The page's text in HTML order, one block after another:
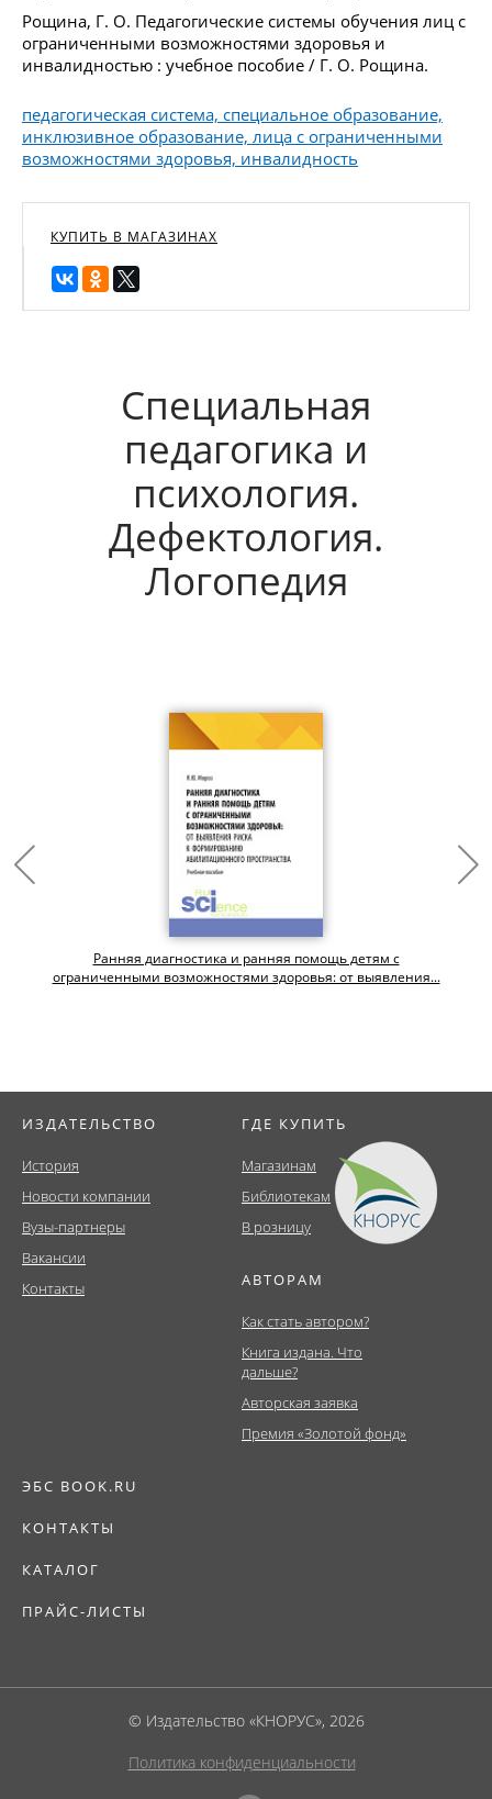
Рощина, Г. О. Педагогические системы обучения лиц с
ограниченными возможностями здоровья и
инвалидностью : учебное пособие / Г. О. Рощина.
педагогическая система, специальное образование,
инклюзивное образование, лица с ограниченными
возможностями здоровья, инвалидность
КУПИТЬ В МАГАЗИНАХ
Специальная
педагогика и
психология.
Дефектология.
Логопедия
Ранняя диагностика и ранняя помощь детям с
ограниченными возможностями здоровья: от выявления...
ИЗДАТЕЛЬСТВО
История
Новости компании
Вузы-партнеры
Вакансии
Контакты
ГДЕ КУПИТЬ
Магазинам
Библиотекам
В розницу
АВТОРАМ
Как стать автором?
Книга издана. Что
дальше?
Авторская заявка
Премия «Золотой фонд»
ЭБС BOOK.RU
КОНТАКТЫ
КАТАЛОГ
ПРАЙС-ЛИСТЫ
© Издательство «КНОРУС», 2026
Политика конфиденциальности